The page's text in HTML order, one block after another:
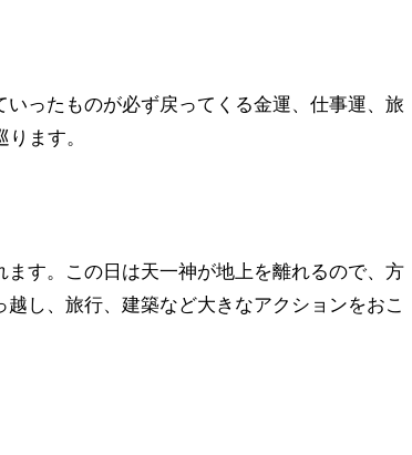
ったものが必ず戻ってくる金運、仕事運、旅
ます。
す。この日は天一神が地上を離れるので、方
し、旅行、建築など大きなアクションをおこ